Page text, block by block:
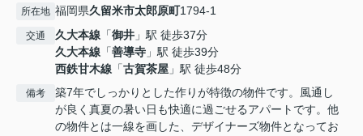
所在地 福岡県久留米市太郎原町1794-1
交通 久大本線 「御井 」駅 徒歩37分
久大本線 「善導寺 」駅 徒歩39分
西鉄甘木線 「古賀茶屋 」駅 徒歩48分
備考
築7年でしっかりとした作りが特徴の物件です。風通し
が良く真夏の暑い日も快適に過ごせるアパートです。他
の物件とは一線を画した、デザイナーズ物件となってお